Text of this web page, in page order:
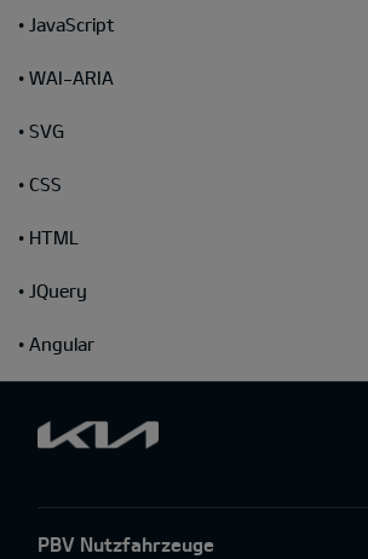
• JavaScript
• WAI-ARIA
• SVG
• CSS
• HTML
• JQuery
• Angular
PBV Nutzfahrzeuge